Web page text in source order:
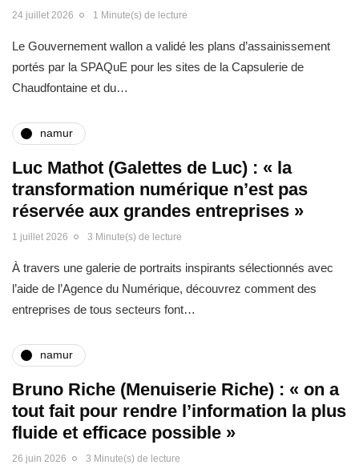
24 juillet 2026 1 Minute(s) de lecture
Le Gouvernement wallon a validé les plans d’assainissement
portés par la SPAQuE pour les sites de la Capsulerie de
Chaudfontaine et du…
namur
Luc Mathot (Galettes de Luc) : « la
transformation numérique n’est pas
réservée aux grandes entreprises »
1 juillet 2026 3 Minute(s) de lecture
À travers une galerie de portraits inspirants sélectionnés avec
l’aide de l’Agence du Numérique, découvrez comment des
entreprises de tous secteurs font…
namur
Bruno Riche (Menuiserie Riche) : « on a
tout fait pour rendre l’information la plus
fluide et efficace possible »
26 juin 2026 3 Minute(s) de lecture